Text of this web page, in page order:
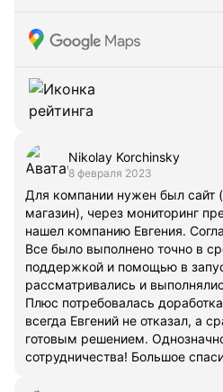
Nikolay Korchinsky
8 февраля 2023
Для компании нужен был сайт
магазин), через мониторинг
нашел компанию Евгения.
Все было выполнено точно в
поддержкой и помощью в
рассматривались и
Плюс потребовалась
всегда Евгений не отказал, а
готовым решением.
сотрудничества! Большое